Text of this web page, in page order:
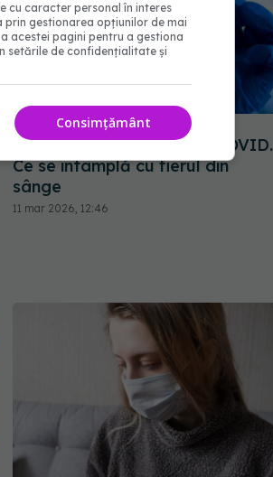
Ce au găsit cercetătorii în
sângele pacienților după COVID.
Ce se întâmplă cu fierul din
sânge
11 mar 2026, 12:46
cu caracter personal în interes
gestionarea opțiunilor de mai
acestei pagini pentru a gestiona
setările de confidențialitate și
Consimțământ